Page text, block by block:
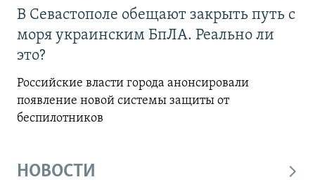
В Севастополе обещают закрыть путь с
моря украинским БпЛА. Реально ли
это?
Российские власти города анонсировали
появление новой системы защиты от
беспилотников
НОВОСТИ